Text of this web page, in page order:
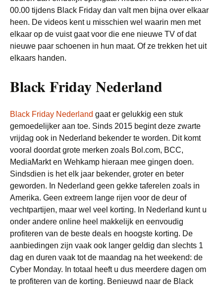
00.00 tijdens Black Friday dan valt men bijna over elkaar
heen. De videos kent u misschien wel waarin men met
elkaar op de vuist gaat voor die ene nieuwe TV of dat
nieuwe paar schoenen in hun maat. Of ze trekken het uit
elkaars handen.
Black Friday Nederland
Black Friday Nederland gaat er gelukkig een stuk
gemoedelijker aan toe. Sinds 2015 begint deze zwarte
vrijdag ook in Nederland bekender te worden. Dit komt
vooral doordat grote merken zoals Bol.com, BCC,
MediaMarkt en Wehkamp hieraan mee gingen doen.
Sindsdien is het elk jaar bekender, groter en beter
geworden. In Nederland geen gekke taferelen zoals in
Amerika. Geen extreem lange rijen voor de deur of
vechtpartijen, maar wel veel korting. In Nederland kunt u
onder andere online heel makkelijk en eenvoudig
profiteren van de beste deals en hoogste korting. De
aanbiedingen zijn vaak ook langer geldig dan slechts 1
dag en duren vaak tot de maandag na het weekend: de
Cyber Monday. In totaal heeft u dus meerdere dagen om
te profiteren van de korting. Benieuwd naar de Black